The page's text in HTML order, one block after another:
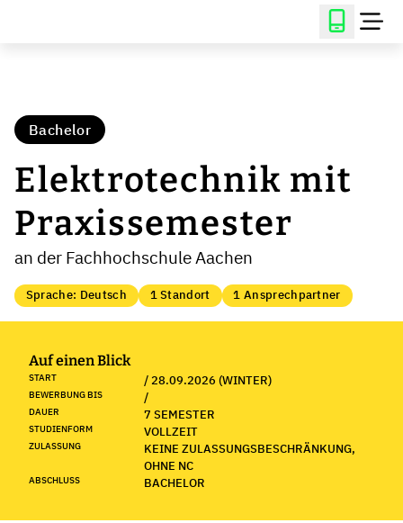
Bachelor
Elektrotechnik mit
Praxissemester
an der Fachhochschule Aachen
Sprache: Deutsch 1 Standort 1 Ansprechpartner
Auf einen Blick
START / 28.09.2026 (WINTER)
BEWERBUNG BIS /
DAUER 7 SEMESTER
STUDIENFORM VOLLZEIT
ZULASSUNG
KEINE ZULASSUNGSBESCHRÄNKUNG,
OHNE NC
ABSCHLUSS BACHELOR